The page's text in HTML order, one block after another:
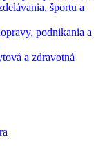
športu a
podnikania a
a zdravotná